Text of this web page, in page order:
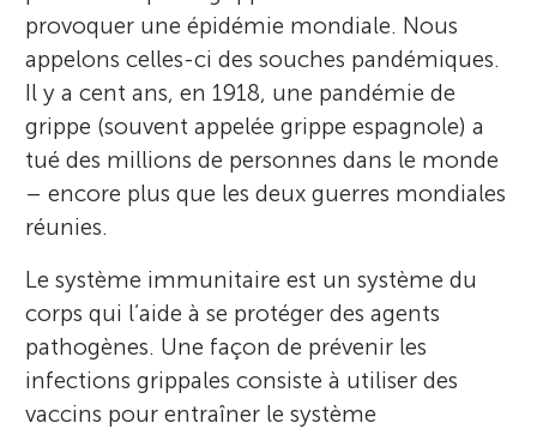
provoquer une épidémie mondiale. Nous
appelons celles-ci des souches pandémiques.
Il y a cent ans, en 1918, une pandémie de
grippe (souvent appelée grippe espagnole) a
tué des millions de personnes dans le monde
– encore plus que les deux guerres mondiales
réunies.
Le système immunitaire est un système du
corps qui l’aide à se protéger des agents
pathogènes. Une façon de prévenir les
infections grippales consiste à utiliser des
vaccins pour entraîner le système